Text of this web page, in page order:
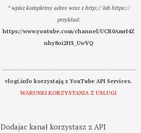
* wpisz kompletny adres wraz z http:// lub https://
przykład:
https://www.youtube.com/channel/UCR0AmrI4Z
nhy8oi2HS_UwVQ
-------------------------------------------------------
vlogi.info korzystają z YouTube API Services.
WARUNKI KORZYSTANIA Z USŁUGI
Dodajac kanał korzystasz z API